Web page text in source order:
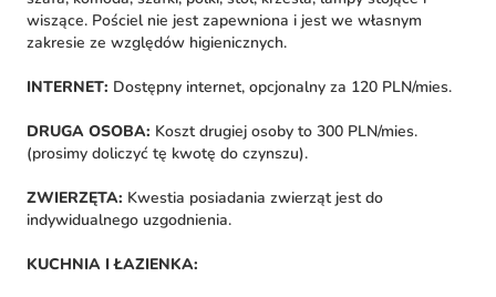
wiszące. Pościel nie jest zapewniona i jest we własnym
zakresie ze względów higienicznych.
INTERNET: Dostępny internet, opcjonalny za 120 PLN/mies.
DRUGA OSOBA: Koszt drugiej osoby to 300 PLN/mies.
(prosimy doliczyć tę kwotę do czynszu).
ZWIERZĘTA: Kwestia posiadania zwierząt jest do
indywidualnego uzgodnienia.
KUCHNIA I ŁAZIENKA: